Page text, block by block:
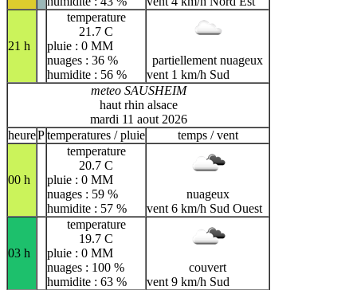
21 h
temperature
21.7 C
pluie : 0 MM
nuages : 36 %
humidite : 56 %
partiellement nuageux
vent 1 km/h Sud
meteo SAUSHEIM
haut rhin alsace
mardi 11 aout 2026
heurePtemperatures / pluie temps / vent
00 h
temperature
20.7 C
pluie : 0 MM
nuages : 59 %
humidite : 57 %
nuageux
vent 6 km/h Sud Ouest
03 h
temperature
19.7 C
pluie : 0 MM
nuages : 100 %
humidite : 63 %
couvert
vent 9 km/h Sud